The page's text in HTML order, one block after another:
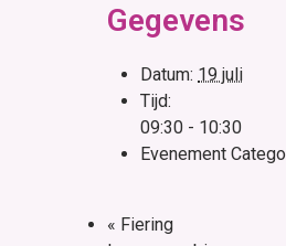
Gegevens
Datum: 19 juli
Tijd:
09:30 - 10:30
Evenement
« Fiering